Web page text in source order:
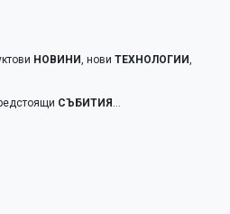
НОВИНИ, нови ТЕХНОЛОГИИ,
СЪБИТИЯ ...